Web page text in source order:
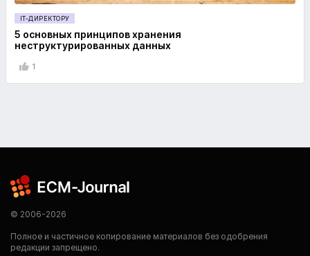
IT-ДИРЕКТОРУ
5 основных принципов хранения
неструктурированных данных
1
© 2006-2026
Полное и частичное копирование материалов без одобрения
редакции запрещено.